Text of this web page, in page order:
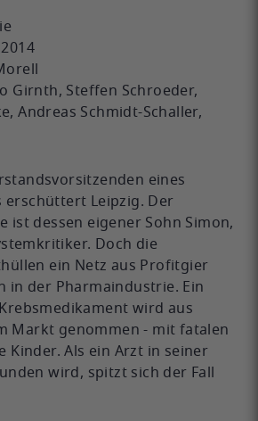
Girnth, Steffen Schroeder,
Andreas Schmidt-Schaller,
eines
erschüttert Leipzig. Der
ist dessen eigener Sohn Simon,
Doch die
ein Netz aus Profitgier
in der Pharmaindustrie. Ein
wird aus
Markt genommen - mit fatalen
Kinder. Als ein Arzt in seiner
wird, spitzt sich der Fall